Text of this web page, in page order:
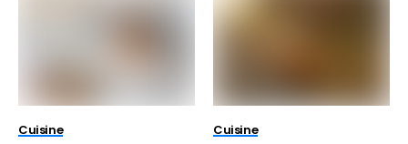
Cuisine Cuisine